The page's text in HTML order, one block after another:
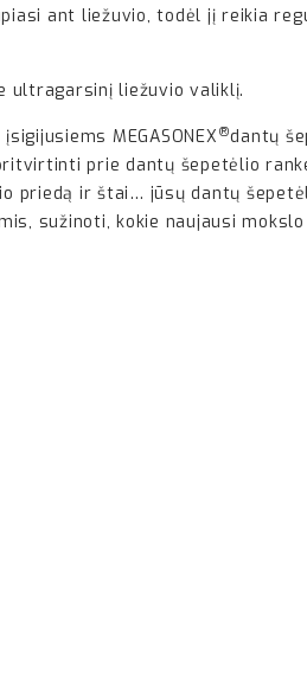
ant liežuvio, todėl jį reikia
ultragarsinį liežuvio valiklį.
MEGASONEX ®dantų
prie dantų šepetėlio
priedą ir štai… jūsų dantų
sužinoti, kokie naujausi